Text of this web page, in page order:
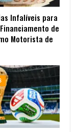
Infalíveis para
de
Motorista de